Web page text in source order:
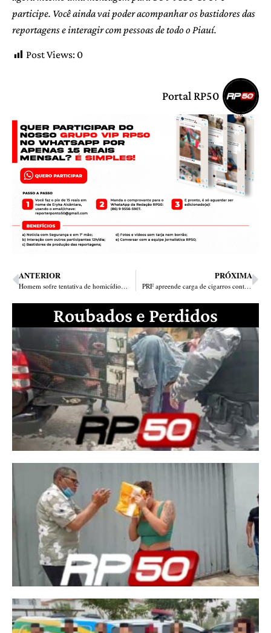
participe. Você ainda vai poder acompanhar os bastidores das
reportagens e interagir com pessoas de todo o Piauí.
Post Views: 0
Portal RP50
ANTERIOR
Homem sofre tentativa de homicídio dentro de casa em Parnaíba
PRÓXIMA
PRF apreende carga de cigarros contrabandeados avaliada em R$1,4 milhão em Jacobina
Roubados e Perdidos